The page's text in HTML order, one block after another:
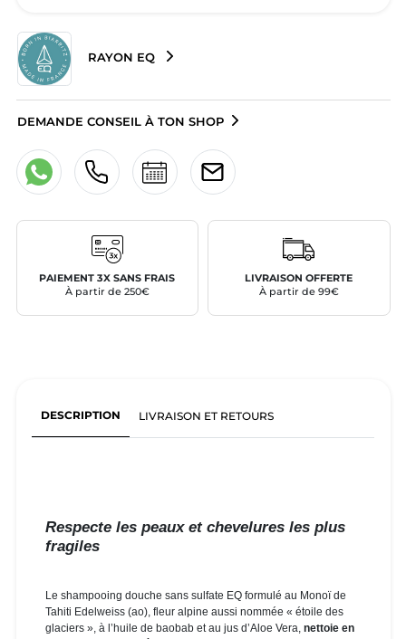
RAYON EQ
DEMANDE CONSEIL À TON SHOP
PAIEMENT 3X SANS FRAIS
À partir de 250€
LIVRAISON OFFERTE
À partir de 99€
DESCRIPTION LIVRAISON ET RETOURS
Respecte les peaux et chevelures les plus
fragiles
Le shampooing douche sans sulfate EQ formulé au Monoï de
Tahiti Edelweiss (ao), fleur alpine aussi nommée « étoile des
glaciers », à l’huile de baobab et au jus d’Aloe Vera, nettoie en